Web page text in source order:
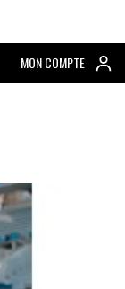
MON COMPTE